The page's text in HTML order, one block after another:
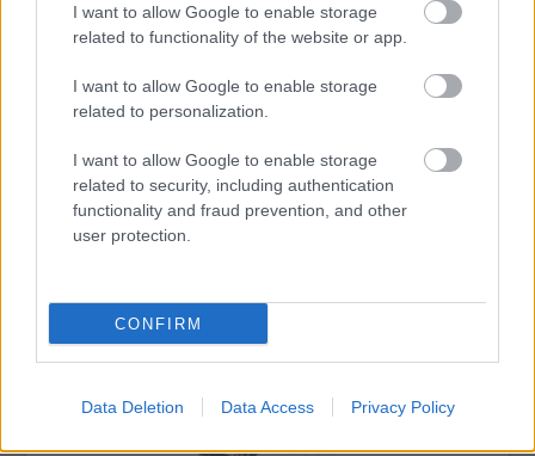
I want to allow Google to enable storage
related to functionality of the website or app.
I want to allow Google to enable storage
related to personalization.
I want to allow Google to enable storage
related to security, including authentication
functionality and fraud prevention, and other
user protection.
CONFIRM
Data Deletion Data Access Privacy Policy
Intézmények
PÉTER BENCE HAZATÉR - A VILÁGSZTÁR
ZONGORISTA BUDAPESTEN MUTATJA BE
LEGÚJABB PRODUKCIÓJÁT